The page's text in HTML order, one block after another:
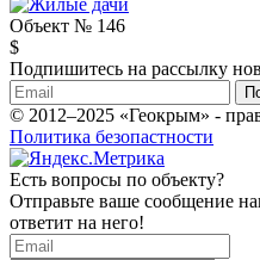
Объект № 146
$
Подпишитесь на рассылку
© 2012–2025 «Геокрым» -
Политика безопастности
Есть вопросы по объекту?
Отправьте ваше сообщение
ответит на него!